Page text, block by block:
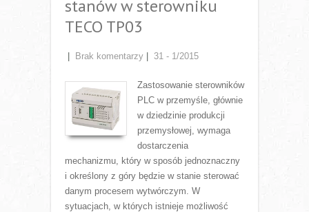
stanów w sterowniku
TECO TP03
Brak komentarzy 31 - 1/2015
Zastosowanie sterowników
PLC w przemyśle, głównie
w dziedzinie produkcji
przemysłowej, wymaga
dostarczenia
mechanizmu, który w sposób jednoznaczny
i określony z góry będzie w stanie sterować
danym procesem wytwórczym. W
sytuacjach, w których istnieje możliwość